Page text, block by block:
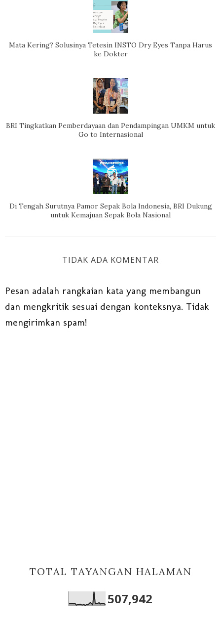
Mata Kering? Solusinya Tetesin INSTO Dry Eyes Tanpa Harus
ke Dokter
BRI Tingkatkan Pemberdayaan dan Pendampingan UMKM untuk
Go to Internasional
Di Tengah Surutnya Pamor Sepak Bola Indonesia, BRI Dukung
untuk Kemajuan Sepak Bola Nasional
TIDAK ADA KOMENTAR
Pesan adalah rangkaian kata yang membangun
dan mengkritik sesuai dengan konteksnya. Tidak
mengirimkan spam!
TOTAL TAYANGAN HALAMAN
507,942